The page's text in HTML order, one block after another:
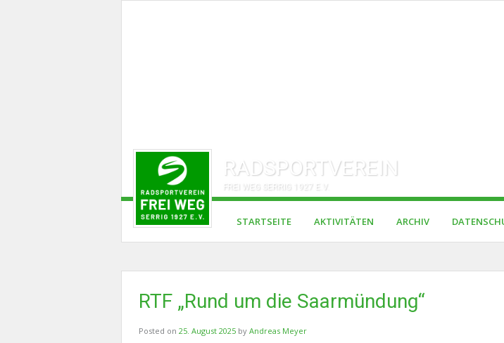
RADSPORTVEREIN
FREI WEG SERRIG 1927 E.V.
STARTSEITE AKTIVITÄTEN ARCHIV
RTF „Rund um die Saarmündung“
Posted on 25. August 2025 by Andreas Meyer